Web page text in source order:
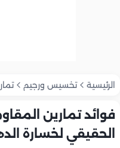
الرئيسية تخسيس ورجيم
فوائد تمارين
الحقيقي لخسارة